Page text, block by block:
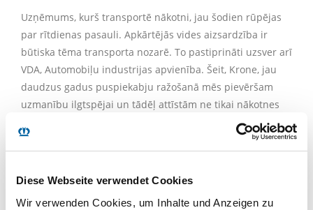
Diese Webseite verwendet Cookies
Wir verwenden Cookies, um Inhalte und Anzeigen zu
Uzņēmums, kurš transportē nākotni, jau šodien rūpējas
par rītdienas pasauli. Apkārtējās vides aizsardzība ir
būtiska tēma transporta nozarē. To pastiprināti uzsver arī
VDA, Automobiļu industrijas apvienība. Šeit, Krone, jau
daudzus gadus puspiekabju ražošanā mēs pievēršam
uzmanību ilgtspējai un tādēļ attīstām ne tikai nākotnes
izstrādājumus, kuri ekoloģijas un ekonomikas jomā
nosaka jaunus standartus. Ilgtspēja ir uzmanības centrā
Apkārtējās vides aizsardzība visās jomās
transportlīdzekļu attīstības, ražošanas un pārdošanas